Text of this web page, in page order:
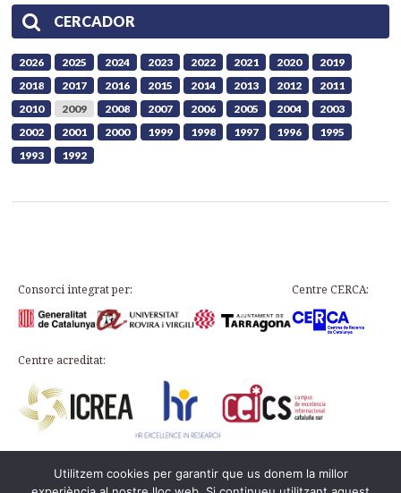
CERCADOR
2026 2025 2024 2023 2022 2021 2020
2019
2018
2017 2016 2015 2014 2013 2012
2011
2010
2009 2008 2007 2006 2005 2004
2003
2002
2001 2000 1999 1998 1997 1996
1995
1993
1992
Consorci integrat per: Centre CERCA:
Centre acreditat:
Plaça d’en Rovellat, s/n, 43003 Tarragona
Utilitzem cookies per garantir que us donem la millor